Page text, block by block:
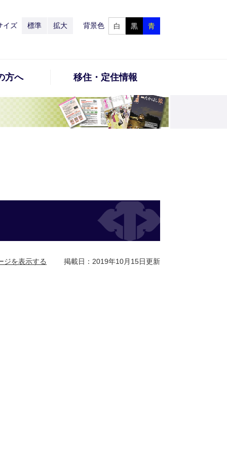
イズ 標準 拡大 背景色 白 黒 青
方へ 移住・定住情報
ジを表示する 掲載日：2019年10月15日更新